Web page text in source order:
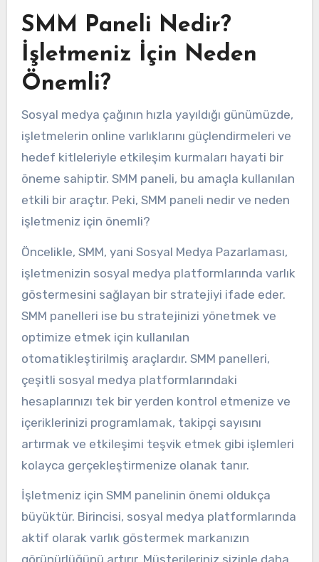
SMM Paneli Nedir?
İşletmeniz İçin Neden
Önemli?
Sosyal medya çağının hızla yayıldığı günümüzde,
işletmelerin online varlıklarını güçlendirmeleri ve
hedef kitleleriyle etkileşim kurmaları hayati bir
öneme sahiptir. SMM paneli, bu amaçla kullanılan
etkili bir araçtır. Peki, SMM paneli nedir ve neden
işletmeniz için önemli?
Öncelikle, SMM, yani Sosyal Medya Pazarlaması,
işletmenizin sosyal medya platformlarında varlık
göstermesini sağlayan bir stratejiyi ifade eder.
SMM panelleri ise bu stratejinizi yönetmek ve
optimize etmek için kullanılan
otomatikleştirilmiş araçlardır. SMM panelleri,
çeşitli sosyal medya platformlarındaki
hesaplarınızı tek bir yerden kontrol etmenize ve
içeriklerinizi programlamak, takipçi sayısını
artırmak ve etkileşimi teşvik etmek gibi işlemleri
kolayca gerçekleştirmenize olanak tanır.
İşletmeniz için SMM panelinin önemi oldukça
büyüktür. Birincisi, sosyal medya platformlarında
aktif olarak varlık göstermek markanızın